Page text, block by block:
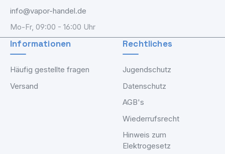
info@vapor-handel.de
Mo-Fr, 09:00 - 16:00 Uhr
Informationen
Häufig gestellte fragen
Versand
Rechtliches
Jugendschutz
Datenschutz
AGB's
Wiederrufsrecht
Hinweis zum
Elektrogesetz